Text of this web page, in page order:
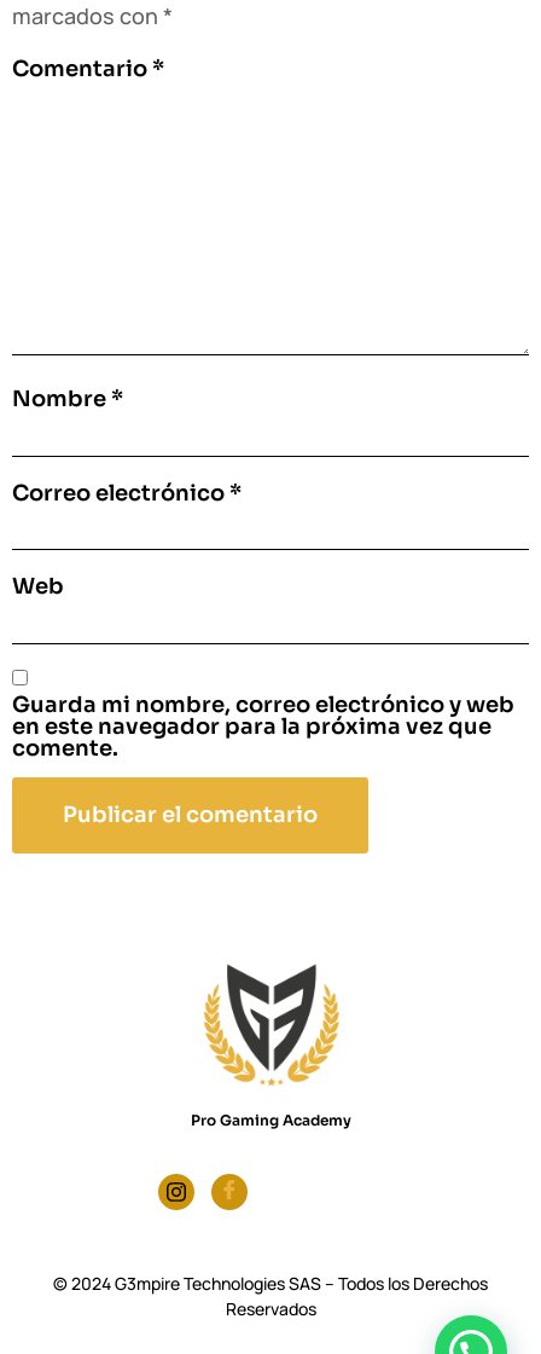
marcados con *
Comentario *
Nombre *
Correo electrónico *
Web
Guarda mi nombre, correo electrónico y web
en este navegador para la próxima vez que
comente.
Pro Gaming Academy
© 2024 G3mpire Technologies SAS – Todos los Derechos
Reservados